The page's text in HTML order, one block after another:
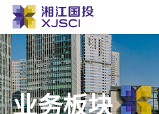
业务板块